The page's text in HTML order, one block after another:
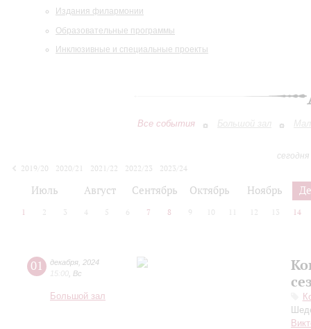
Издания филармонии
Образовательные программы
Инклюзивные и специальные проекты
Все события Большой зал
2019/20
2020/21 2021/22 2022/23
2023/24
Июль Август Сентябрь Октябрь Ноябрь
1 2 3 4 5 6 7 8 9 10 12 13 14
01 декабря 2024
15:00 Вс
Большой зал